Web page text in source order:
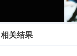
相关结果